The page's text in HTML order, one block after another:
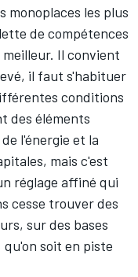
monoplaces les plus
de compétences
Il convient
il faut s'habituer
conditions
des éléments
l'énergie et la
mais c'est
réglage affiné qui
cesse trouver des
sur des bases
soit en piste